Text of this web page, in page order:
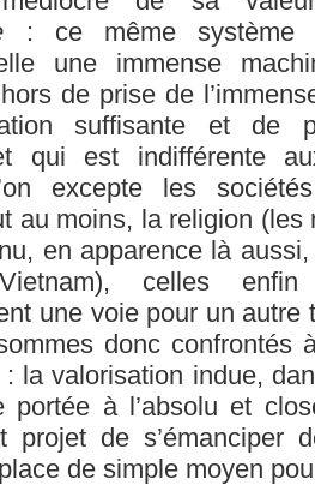
: ce même système
une immense
de prise de
suffisante et de
qui est indifférente
excepte les
au moins, la religion
en apparence là
celles enfin
une voie pour un autre
donc confrontés
: la valorisation indue,
portée à l’absolu et
projet de
de simple moyen